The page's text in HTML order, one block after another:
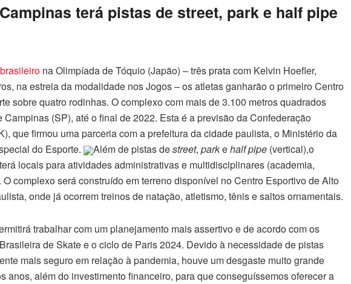
terá pistas de street, park e half pipe
na Olimpíada de Tóquio (Japão) – três prata com Kelvin Hoefler,
na estreia da modalidade nos Jogos – os atletas ganharão o primeiro Centro
sobre quatro rodinhas. O complexo com mais de 3.100 metros quadrados
(SP), até o final de 2022. Esta é a previsão da Confederação
que firmou uma parceria com a prefeitura da cidade paulista, o Ministério da
do Esporte.
Além de pistas destreet, parkehalf pipe (vertical),o
locais para atividades administrativas e multidisciplinares (academia,
complexo será construído em terreno disponível no Centro Esportivo de Alto
onde já ocorrem treinos de natação, atletismo, tênis e saltos ornamentais.
trabalhar com um planejamento mais assertivo e de acordo com os
de Skate e o ciclo de Paris 2024. Devido à necessidade de pistas
mais seguro em relação à pandemia, houve um desgaste muito grande
anos, além do investimento financeiro, para que conseguíssemos oferecer a